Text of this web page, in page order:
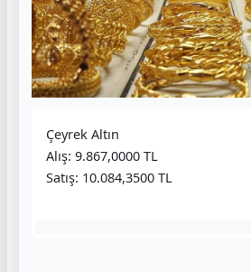
Çeyrek Altın
Alış: 9.867,0000 TL
Satış: 10.084,3500 TL